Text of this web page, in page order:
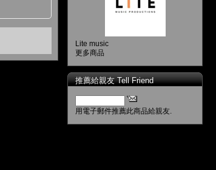
Lite music
更多商品
推薦給親友 Tell Friend
用電子郵件推薦此商品給親友.